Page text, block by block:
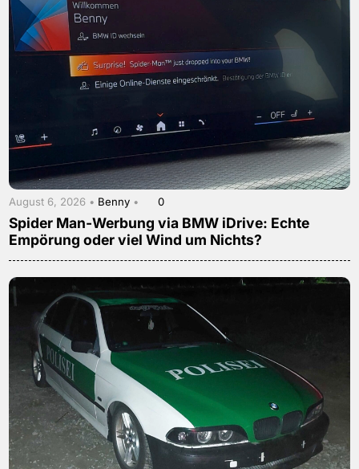
August 6, 2026 • Benny • 0
Spider Man-Werbung via BMW iDrive: Echte
Empörung oder viel Wind um Nichts?